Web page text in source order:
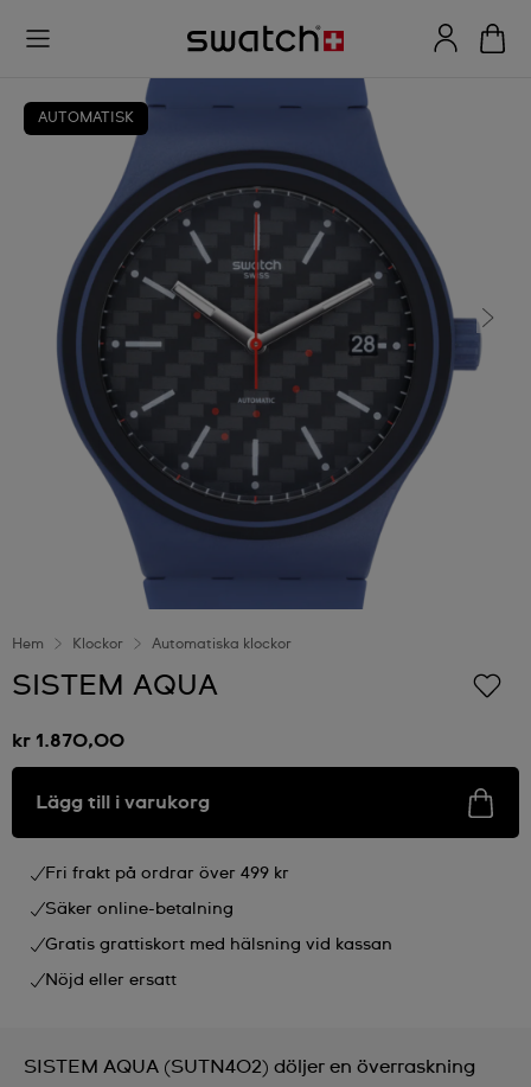
AUTOMATISK
Hem Klockor Automatiska klockor
SISTEM AQUA
kr 1.870,00
Lägg till i varukorg
Fri frakt på ordrar över 499 kr
Säker online-betalning
Gratis grattiskort med hälsning vid kassan
Nöjd eller ersatt
SISTEM AQUA (SUTN402) döljer en överraskning